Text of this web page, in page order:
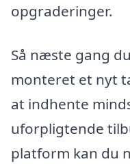
opgraderinger.
Så næste gang
monteret et nyt
at indhente
uforpligtende
platform kan du